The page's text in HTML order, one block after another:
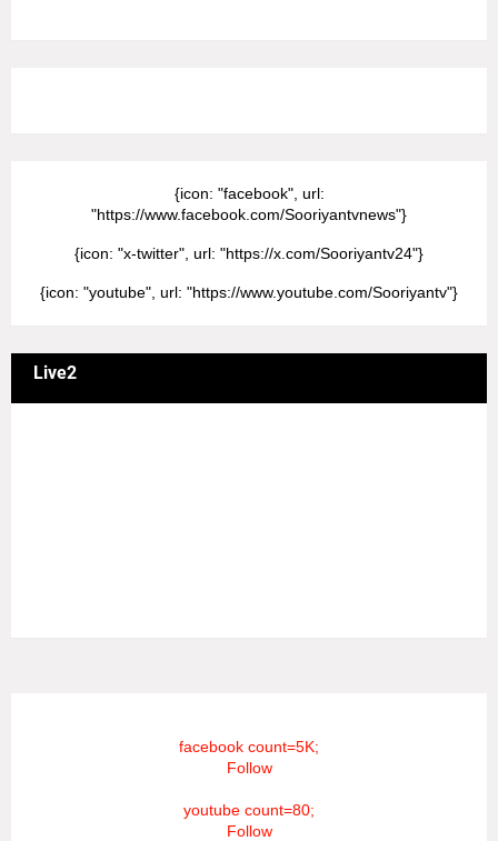
{icon: "facebook", url:
"https://www.facebook.com/Sooriyantvnews"}
{icon: "x-twitter", url: "https://x.com/Sooriyantv24"}
{icon: "youtube", url: "https://www.youtube.com/Sooriyantv"}
Live2
facebook count=5K;
Follow
youtube count=80;
Follow